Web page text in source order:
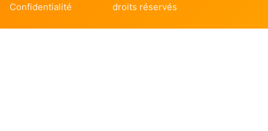
Confidentialité
droits réservés